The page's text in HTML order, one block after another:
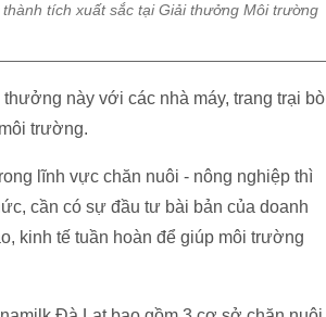
tích xuất sắc tại Giải thưởng Môi trường
này với các nhà máy, trang trại bò
trường.
lĩnh vực chăn nuôi - nông nghiệp thì
cần có sự đầu tư bài bản của doanh
kinh tế tuần hoàn để giúp môi trường